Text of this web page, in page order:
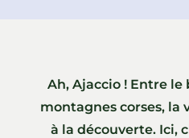
Ah, Ajaccio ! Entre
montagnes corses,
à la découverte. Ici,